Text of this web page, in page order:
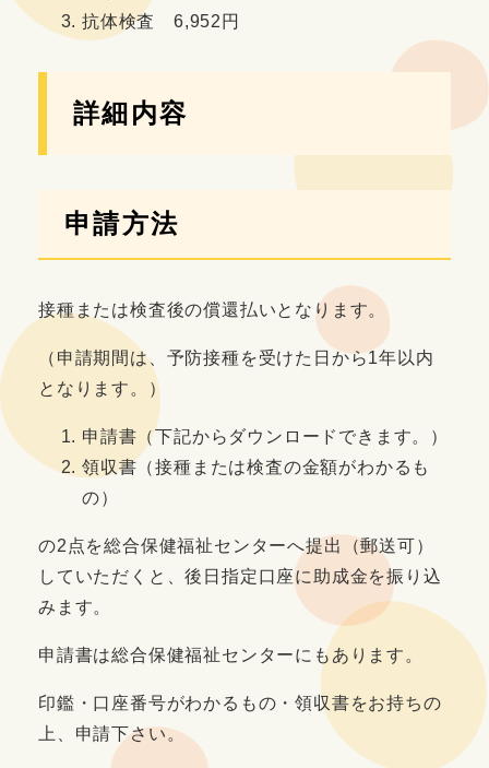
抗体検査 6,952円
詳細内容
申請方法
接種または検査後の償還払いとなります。
（申請期間は、予防接種を受けた日から1年以内
となります。）
申請書（下記からダウンロードできます。）
領収書（接種または検査の金額がわかるも
の）
の2点を総合保健福祉センターへ提出（郵送可）
していただくと、後日指定口座に助成金を振り込
みます。
申請書は総合保健福祉センターにもあります。
印鑑・口座番号がわかるもの・領収書をお持ちの
上、申請下さい。